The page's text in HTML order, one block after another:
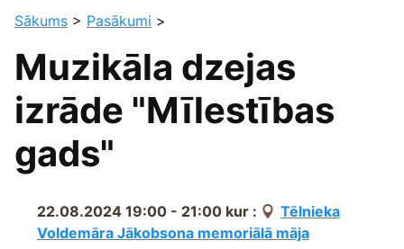
Sākums > Pasākumi >
Muzikāla dzejas
izrāde "Mīlestības
gads"
22.08.2024 19:00 - 21:00 kur :
Tēlnieka
Voldemāra Jākobsona memoriālā māja